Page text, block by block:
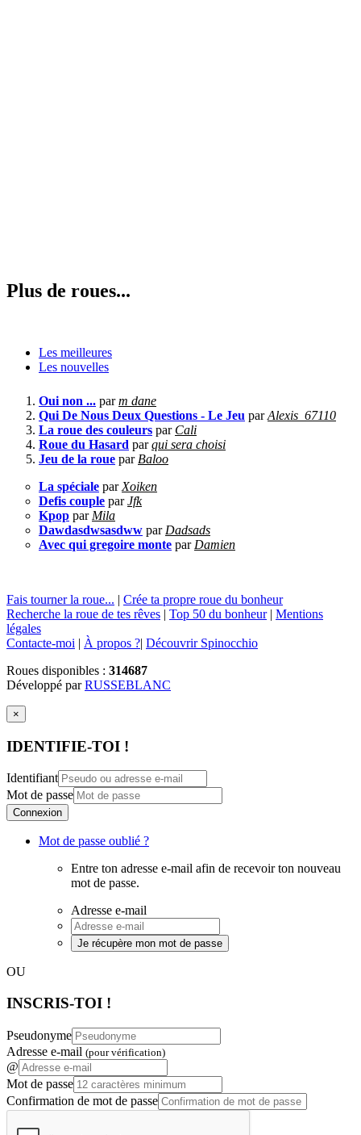
Plus de roues...
Les meilleures
Les nouvelles
Oui non ... parm dane
Qui De Nous Deux Questions - Le Jeu parAlexis_67110
La roue des couleurs par Cali
Roue du Hasard parqui sera choisi
Jeu de la roue par Baloo
La spéciale par Xoiken
Defis couple parJfk
Kpop par Mila
Dawdasdwsasdww par Dadsads
Avec qui gregoire monte par Damien
Fais tourner la roue... | Crée ta propre roue du bonheur
Recherche la roue de tes rêves | Top 50 du bonheur| Mentions
légales
Contacte-moi | À propos ?| Découvrir Spinocchio
Roues disponibles : 314687
Développé parRUSSEBLANC
×
IDENTIFIE-TOI !
Identifiant
Mot de passe
Connexion
Mot de passe oublié ?
Entre ton adresse e-mail afin de recevoir ton nouveau
mot de passe.
Adresse e-mail
Je récupère mon mot de passe
OU
INSCRIS-TOI !
Pseudonyme
Adresse e-mail (pour vérification)
@
Mot de passe
Confirmation de mot de passe